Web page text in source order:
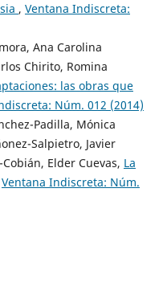
, Ventana Indiscreta:
Ana Carolina
Chirito, Romina
las obras que
Núm. 012 (2014)
Padilla, Mónica
Salpietro, Javier
Elder Cuevas, La
Ventana Indiscreta: Núm.